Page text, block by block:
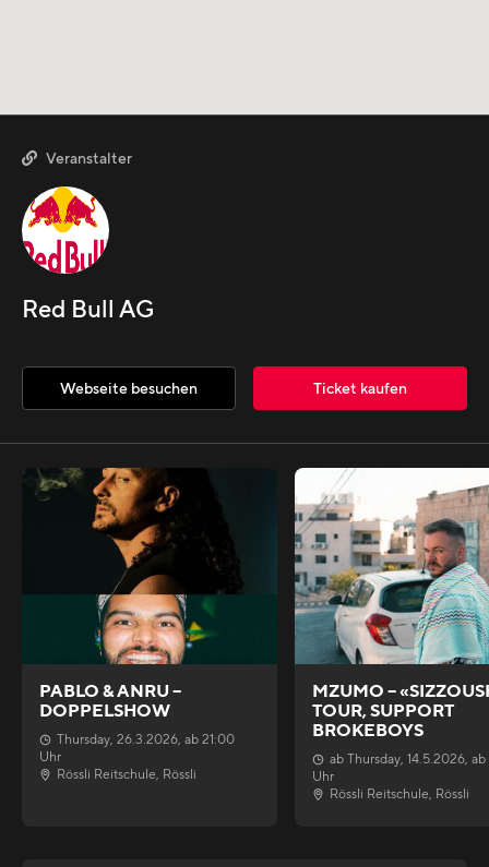
 Veranstalter
Red Bull AG
Webseite besuchen Ticket kaufen
PABLO & ANRU –
DOPPELSHOW
Thursday, 26.3.2026, ab 21:00
Uhr
Rössli Reitschule, Rössli
MZUMO –
TOUR, SUPPORT
BROKEBOYS
ab Thursday, 14.5.2026, ab
Uhr
Rössli Reitschule, Rössli